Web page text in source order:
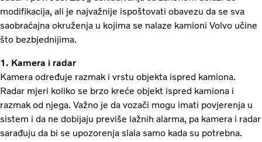
modifikacija, ali je najvažnije ispoštovati obavezu da se sva
saobraćajna okruženja u kojima se nalaze kamioni Volvo učine
što bezbjednijima.
1. Kamera i radar
Kamera određuje razmak i vrstu objekta ispred kamiona.
Radar mjeri koliko se brzo kreće objekt ispred kamiona i
razmak od njega. Važno je da vozači mogu imati povjerenja u
sistem i da ne dobijaju previše lažnih alarma, pa kamera i radar
sarađuju da bi se upozorenja slala samo kada su potrebna.